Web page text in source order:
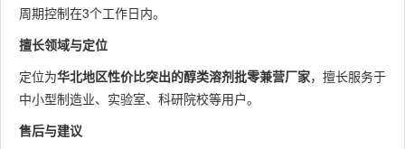
周期控制在3个工作日内。
擅长领域与定位
定位为华北地区性价比突出的醇类溶剂批零兼营厂家，擅长服务于
中小型制造业、实验室、科研院校等用户。
售后与建议